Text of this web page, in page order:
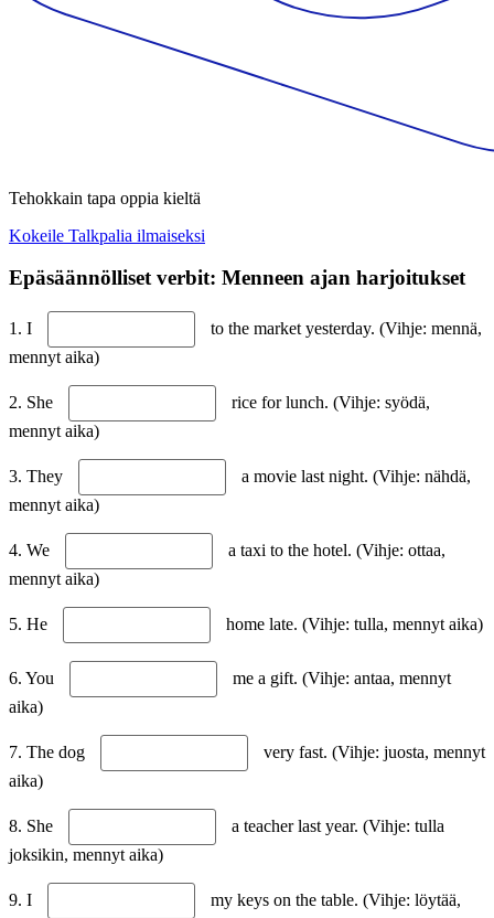
Tehokkain tapa oppia kieltä
Kokeile Talkpalia ilmaiseksi
Epäsäännölliset verbit: Menneen ajan harjoitukset
1. I
to the market yesterday. (Vihje: mennä,
mennyt aika)
2. She
rice for lunch. (Vihje: syödä,
mennyt aika)
3. They
a movie last night. (Vihje: nähdä,
mennyt aika)
4. We
a taxi to the hotel. (Vihje: ottaa,
mennyt aika)
5. He home late. (Vihje: tulla, mennyt aika)
6. You
me a gift. (Vihje: antaa, mennyt
aika)
7. The dog
very fast. (Vihje: juosta, mennyt
aika)
8. She
a teacher last year. (Vihje: tulla
joksikin, mennyt aika)
9. I
my keys on the table. (Vihje: löytää,